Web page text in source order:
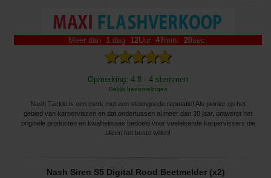
Meer dan 1 dag 12Uur 47min. 20sec.
Opmerking: 4.8 - 4 stemmen
Bekijk beoordelingen
Nash Tackle is een merk met een steengoede reputatie! Als pionier op het
gebied van karpervissen en dat ondertussen al meer dan 30 jaar, ontwerpt het
originele producten en kwaliteitsaas bedoeld voor veeleisende karpervissers die
alleen het beste willen!
Nash Siren S5 Digital Rood Beetmelder (x2)